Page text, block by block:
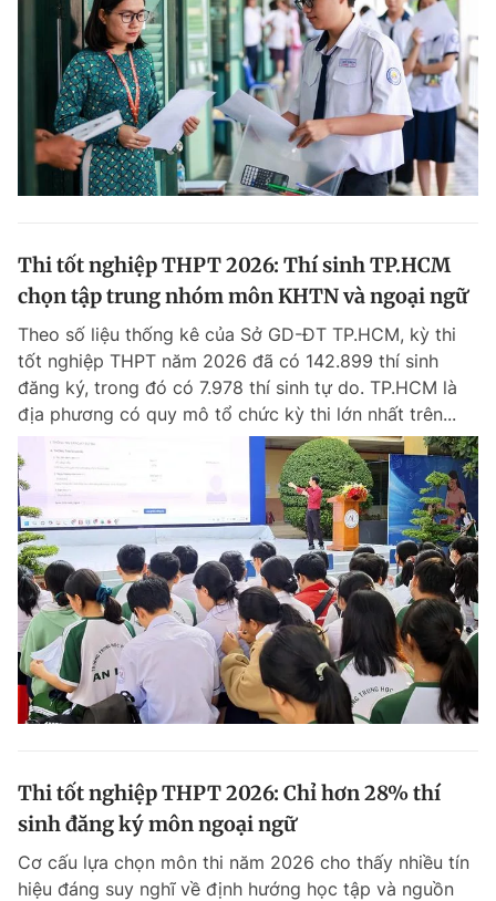
Theo dõi báo trên
Hotline
0906 645 777
Liên hệ quảng cáo
0908 780 404
Đặt báo Quảng cáo RSS Tòa soạn Chính sách bảo
Phó tổng biên tập thường trực: Hải Thành
Phó tổng biên tập: Lâm Hiếu Dũng
Phó tổng biên tập: Trần Việt Hưng
Tổng thư ký tòa soạn: Đức Trung
Giấy phép xuất bản số 110/GP - BTTTT cấp ngày 24.3.2020
© 2003-2026 Bản quyền thuộc về Báo Thanh Niên. Cấm sao chép
dưới mọi hình thức nếu không có sự chấp thuận bằng văn bản.
Phát triển bởi ePi Technologies, JSC.
Thi tốt nghiệp THPT 2026: Thí sinh TP.HCM
chọn tập trung nhóm môn KHTN và ngoại ngữ
Theo số liệu thống kê của Sở GD-ĐT TP.HCM, kỳ thi
tốt nghiệp THPT năm 2026 đã có 142.899 thí sinh
đăng ký, trong đó có 7.978 thí sinh tự do. TP.HCM là
địa phương có quy mô tổ chức kỳ thi lớn nhất trên...
Thi tốt nghiệp THPT 2026: Chỉ hơn 28% thí
sinh đăng ký môn ngoại ngữ
Cơ cấu lựa chọn môn thi năm 2026 cho thấy nhiều tín
hiệu đáng suy nghĩ về định hướng học tập và nguồn